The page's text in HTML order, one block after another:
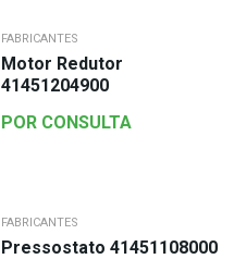
FABRICANTES
Motor Redutor
41451204900
POR CONSULTA
FABRICANTES
Pressostato 41451108000